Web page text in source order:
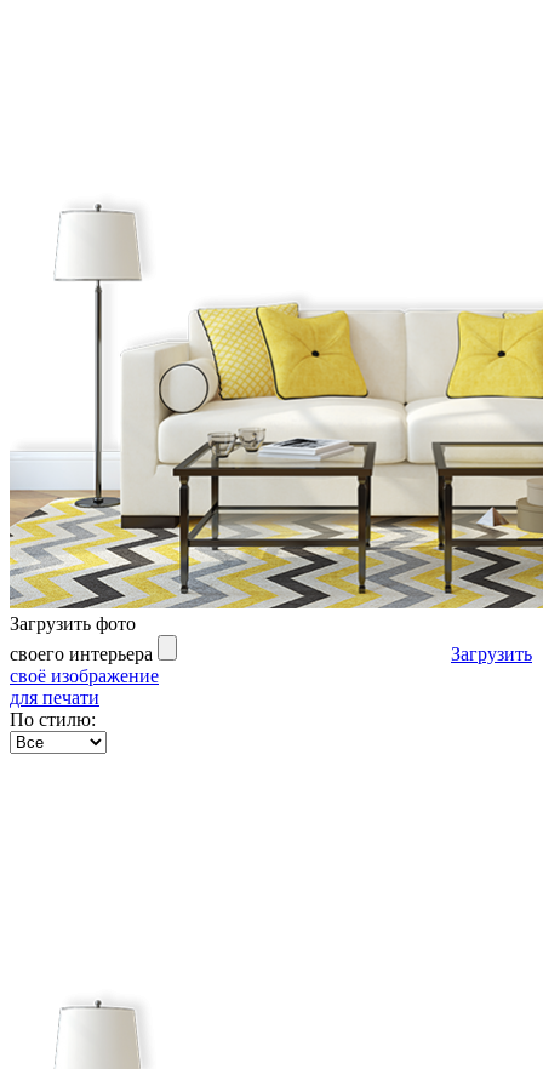
Загрузить фото
своего интерьера
Загрузить
своё изображение
для печати
По стилю: